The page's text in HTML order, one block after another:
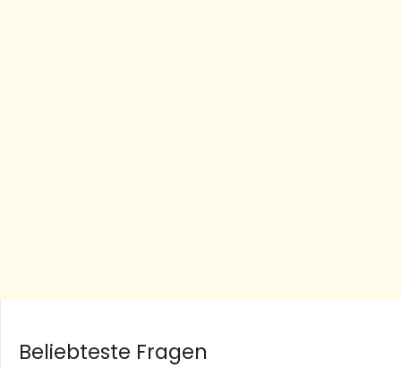
Beliebteste Fragen